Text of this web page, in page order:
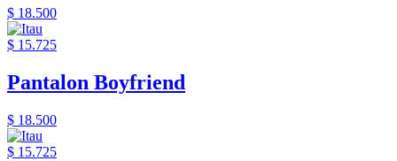
$ 18.500
$ 15.725
Pantalon Boyfriend
$ 18.500
$ 15.725